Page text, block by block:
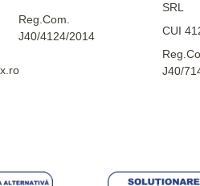
Reg.Com.
J40/4124/2014
SRL
CUI
J40/